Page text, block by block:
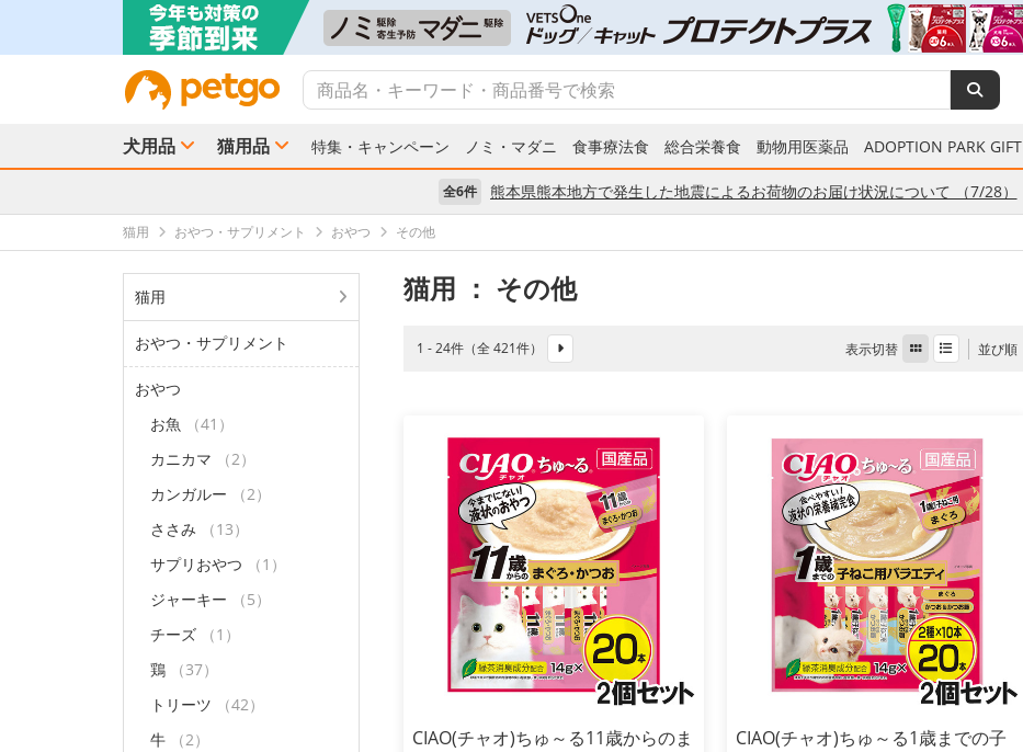
犬用品 猫用品 特集・キャンペーン ノミ・マダニ 食事療法食 総合栄養食 動物用医薬品 ADOPTION PARK GIFT
全6件 熊本県熊本地方で発生した地震によるお荷物のお届け状況について （7/28）
猫用 おやつ・サプリメント おやつ その他
猫用
おやつ・サプリメント
おやつ
お魚
（41）
カニカマ
（2）
カンガルー
（2）
ささみ
（13）
サプリおやつ
（1）
ジャーキー
（5）
チーズ
（1）
鶏
（37）
トリーツ
（42）
牛
（2）
猫用 ： その他
1 - 24件（全 421件） 表示切替 並び順
CIAO(チャオ)ちゅ～る11歳からのま
CIAO(チャオ)ちゅ～る1歳までの子